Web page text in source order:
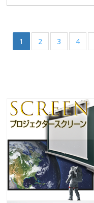
1 2 3 4